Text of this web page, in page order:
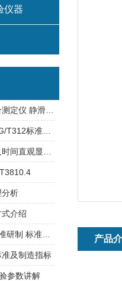
产品
仪器
分析
介绍
及制造指标
参数讲解